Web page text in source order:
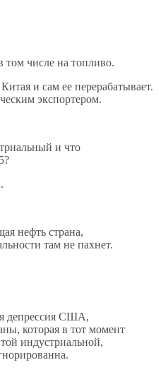
числе на топливо.
и сам ее перерабатывает.
экспортером.
и что
нефть страна,
там не пахнет.
депрессия США,
которая в тот момент
индустриальной,